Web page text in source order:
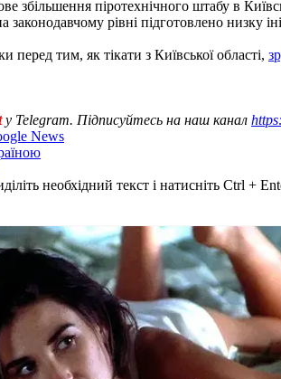
збільшення піротехнічного штабу в
рівні підготовлено низку
перед тим, як тікати з Київської області,
у Telegram. Підписуйтесь на наш канал
News
необхідний текст і натисніть Ctrl +